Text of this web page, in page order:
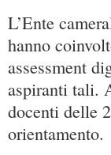
L’Ente
hanno
assessment
aspiranti tali.
docenti delle
orientamento.